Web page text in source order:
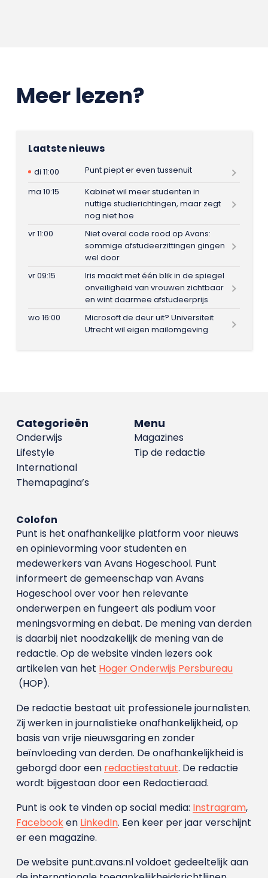
Meer lezen?
Laatste nieuws
di 11:00
Punt piept er even tussenuit
ma 10:15
Kabinet wil meer studenten in
nuttige studierichtingen, maar zegt
nog niet hoe
vr 11:00
Niet overal code rood op Avans:
sommige afstudeerzittingen gingen
wel door
vr 09:15
Iris maakt met één blik in de spiegel
onveiligheid van vrouwen zichtbaar
en wint daarmee afstudeerprijs
wo 16:00
Microsoft de deur uit? Universiteit
Utrecht wil eigen mailomgeving
Menu
Magazines
Tip de redactie
Categorieën
Onderwijs
Lifestyle
International
Themapagina’s
Colofon
Punt is het onafhankelijke platform voor nieuws
en opinievorming voor studenten en
medewerkers van Avans Hoge­school. Punt
informeert de gemeenschap van Avans
Hogeschool over voor hen relevante
onderwerpen en fungeert als podium voor
meningsvorming en debat. De mening van derden
is daarbij niet noodzakelijk de mening van de
redactie. Op de website vinden lezers ook
artikelen van het Hoger Onderwijs Persbureau
(HOP).
De redactie bestaat uit professionele journalisten.
Zij werken in journalistieke onafhankelijkheid, op
basis van vrije nieuwsgaring en zonder
beïnvloeding van derden. De onafhankelijkheid is
geborgd door een redactiestatuut. De redactie
wordt bijgestaan door een Redactieraad.
Punt is ook te vinden op social media: Instragram,
Facebooken LinkedIn. Een keer per jaar verschijnt
er een magazine.
De website punt.avans.nl voldoet gedeeltelijk aan